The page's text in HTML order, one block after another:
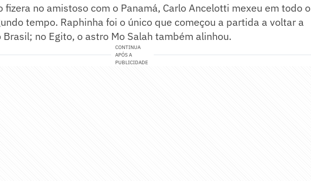
fizera no amistoso com o Panamá, Carlo Ancelotti mexeu em todo o
tempo. Raphinha foi o único que começou a partida a voltar a
no Egito, o astro Mo Salah também alinhou.
CONTINUA
APÓS A
PUBLICIDADE